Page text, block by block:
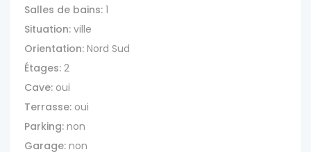
Salles de bains: 1
Situation: ville
Orientation: Nord Sud
Étages: 2
Cave: oui
Terrasse: oui
Parking: non
Garage: non